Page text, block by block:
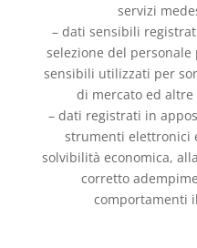
servizi
– dati sensibili
selezione del
sensibili utilizzati per
di mercato ed
– dati registrati in
strumenti elettronici
solvibilità economica,
corretto
comportamenti